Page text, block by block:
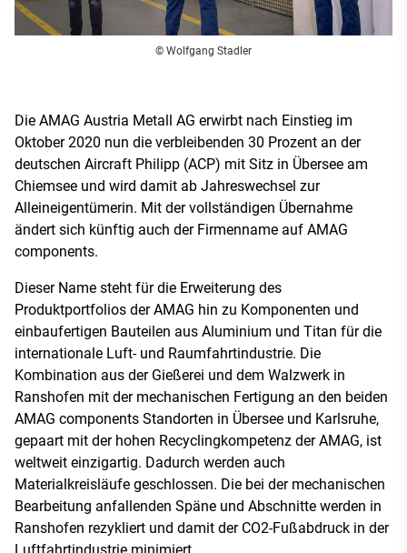
© Wolfgang Stadler
Die AMAG Austria Metall AG erwirbt nach Einstieg im
Oktober 2020 nun die verbleibenden 30 Prozent an der
deutschen Aircraft Philipp (ACP) mit Sitz in Übersee am
Chiemsee und wird damit ab Jahreswechsel zur
Alleineigentümerin. Mit der vollständigen Übernahme
ändert sich künftig auch der Firmenname auf AMAG
components.
Dieser Name steht für die Erweiterung des
Produktportfolios der AMAG hin zu Komponenten und
einbaufertigen Bauteilen aus Aluminium und Titan für die
internationale Luft- und Raumfahrtindustrie. Die
Kombination aus der Gießerei und dem Walzwerk in
Ranshofen mit der mechanischen Fertigung an den beiden
AMAG components Standorten in Übersee und Karlsruhe,
gepaart mit der hohen Recyclingkompetenz der AMAG, ist
weltweit einzigartig. Dadurch werden auch
Materialkreisläufe geschlossen. Die bei der mechanischen
Bearbeitung anfallenden Späne und Abschnitte werden in
Ranshofen rezykliert und damit der CO2-Fußabdruck in der
Luftfahrtindustrie minimiert.